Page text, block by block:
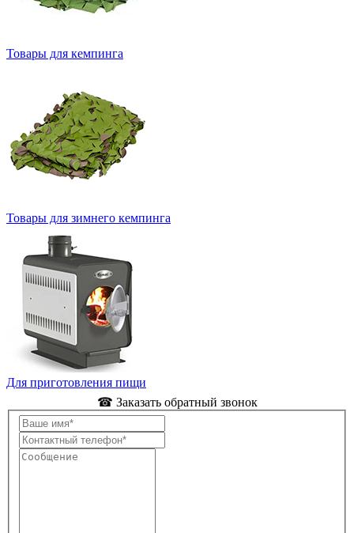
Товары для кемпинга
Товары для зимнего кемпинга
Для приготовления пищи
☎ Заказать обратный звонок